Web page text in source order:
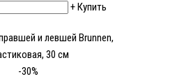
+Купить
и левшей Brunnen,
30 см
-30%